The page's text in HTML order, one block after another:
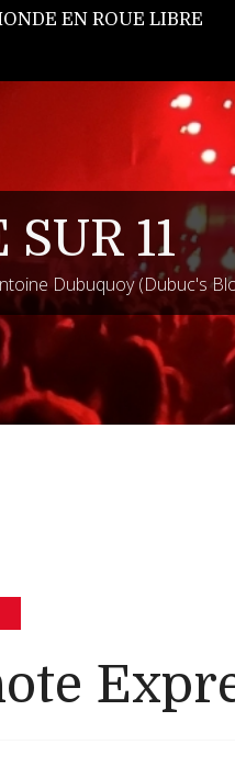
EN ROUE LIBRE
11
Dubuquoy (Dubuc's